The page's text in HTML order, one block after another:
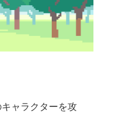
ャラクターを攻